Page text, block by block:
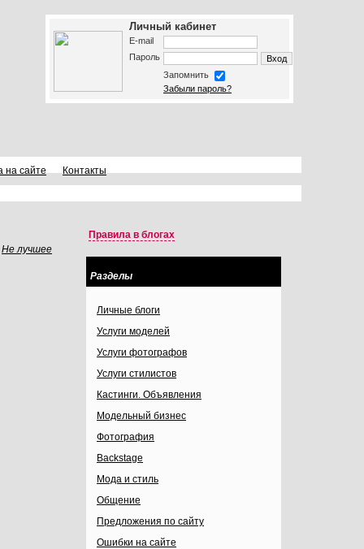
Личный кабинет
E-mail
Пароль
Запомнить
Забыли пароль?
на сайте Контакты
Не лучшее
Правила в блогах
Разделы
Личные блоги
Услуги моделей
Услуги фотографов
Услуги стилистов
Кастинги. Объявления
Модельный бизнес
Фотография
Backstage
Мода и стиль
Общение
Предложения по сайту
Ошибки на сайте